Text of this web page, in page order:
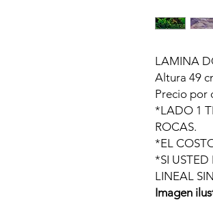
LAMINA
Altura 49
Precio por
*LADO 1
ROCAS.
*EL
*SI
LINEAL
Imagen